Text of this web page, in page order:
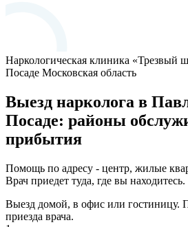
Наркологическая клиника «Трезвый
Посаде Московская область
Выезд нарколога в
Посаде: районы
прибытия
Помощь по адресу - центр, жилые
Врач приедет туда, где вы
Выезд домой, в офис или гостиницу.
приезда врача.